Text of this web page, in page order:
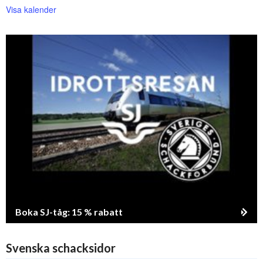
Visa kalender
Boka SJ-tåg: 15 % rabatt
Svenska schacksidor